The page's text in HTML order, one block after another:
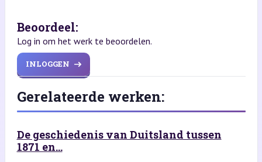
Beoordeel:
Log in om het werk te beoordelen.
INLOGGEN
Gerelateerde werken:
De geschiedenis van Duitsland tussen
1871 en...